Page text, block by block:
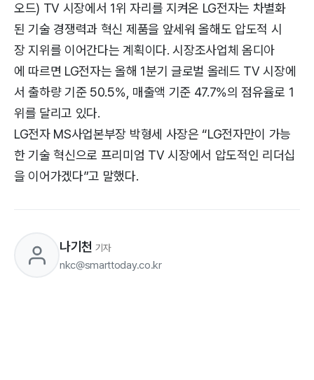
오드) TV 시장에서 1위 자리를 지켜온 LG전자는 차별화
된 기술 경쟁력과 혁신 제품을 앞세워 올해도 압도적 시
장 지위를 이어간다는 계획이다. 시장조사업체 옴디아
에 따르면 LG전자는 올해 1분기 글로벌 올레드 TV 시장에
서 출하량 기준 50.5%, 매출액 기준 47.7%의 점유율로 1
위를 달리고 있다.
LG전자 MS사업본부장 박형세 사장은 “LG전자만이 가능
한 기술 혁신으로 프리미엄 TV 시장에서 압도적인 리더십
을 이어가겠다”고 말했다.
나기천 기자
nkc@smarttoday.co.kr